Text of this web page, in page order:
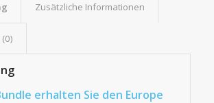
Zusätzliche Informationen
erhalten Sie den Europe